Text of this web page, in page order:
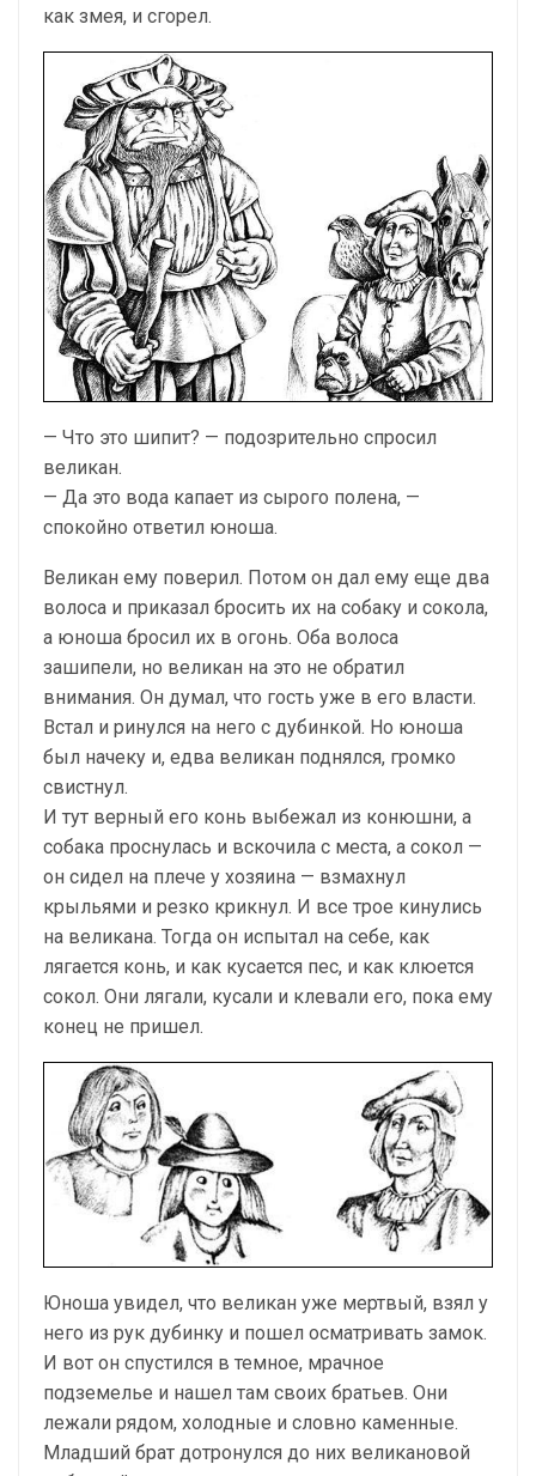
как змея, и сгорел.
— Что это шипит? — подозрительно спросил
великан.
— Да это вода капает из сырого полена, —
спокойно ответил юноша.
Великан ему поверил. Потом он дал ему еще два
волоса и приказал бросить их на собаку и сокола,
а юноша бросил их в огонь. Оба волоса
зашипели, но великан на это не обратил
внимания. Он думал, что гость уже в его власти.
Встал и ринулся на него с дубинкой. Но юноша
был начеку и, едва великан поднялся, громко
свистнул.
И тут верный его конь выбежал из конюшни, а
собака проснулась и вскочила с места, а сокол —
он сидел на плече у хозяина — взмахнул
крыльями и резко крикнул. И все трое кинулись
на великана. Тогда он испытал на себе, как
лягается конь, и как кусается пес, и как клюется
сокол. Они лягали, кусали и клевали его, пока ему
конец не пришел.
Юноша увидел, что великан уже мертвый, взял у
него из рук дубинку и пошел осматривать замок.
И вот он спустился в темное, мрачное
подземелье и нашел там своих братьев. Они
лежали рядом, холодные и словно каменные.
Младший брат дотронулся до них великановой